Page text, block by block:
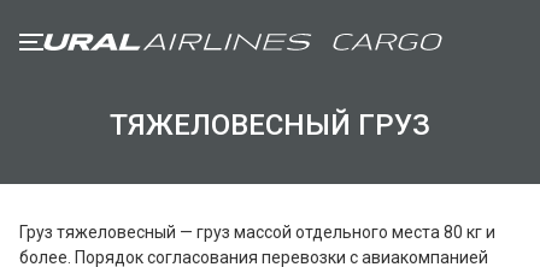
ГРУЗООТПРАВИТЕЛЯМ
ГРУЗОВЫМ АГЕНТАМ
ТЯЖЕЛОВЕСНЫЙ ГРУЗ
Груз тяжеловесный — груз массой отдельного места 80 кг и
более. Порядок согласования перевозки с авиакомпанией